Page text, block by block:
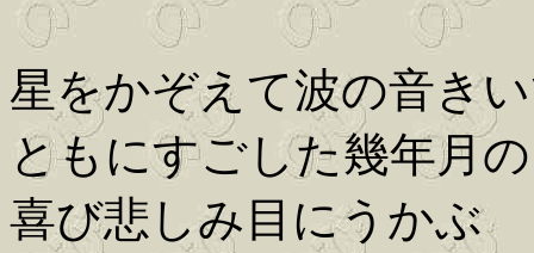
星をかぞえて波の音き
ともにすごした幾年月の
喜び悲しみ目にうかぶ